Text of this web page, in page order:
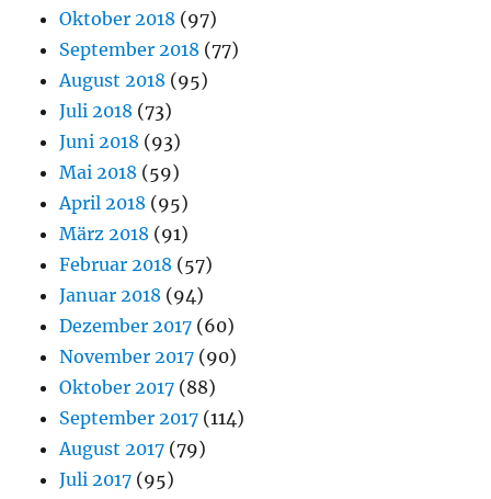
Oktober 2018 (97)
September 2018 (77)
August 2018 (95)
Juli 2018 (73)
Juni 2018 (93)
Mai 2018 (59)
April 2018 (95)
März 2018 (91)
Februar 2018 (57)
Januar 2018 (94)
Dezember 2017 (60)
November 2017 (90)
Oktober 2017 (88)
September 2017 (114)
August 2017 (79)
Juli 2017 (95)